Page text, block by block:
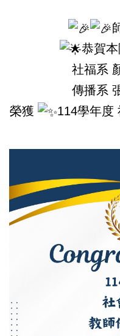
恭賀本
社福系
傳播系
榮獲
114學年度